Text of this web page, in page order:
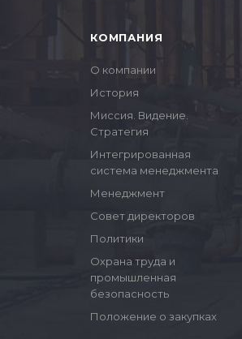
КОМПАНИЯ
О компании
История
Миссия. Видение.
Стратегия
Интегрированная
система менеджмента
Менеджмент
Совет директоров
Политики
Охрана труда и
промышленная
безопасность
Положение о закупках